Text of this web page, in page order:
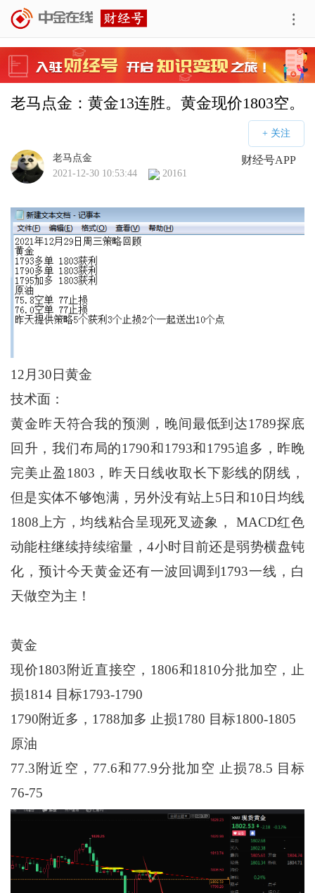
老马点金：黄金13连胜。黄金现价1803空。
财经号APP
老马点金
2021-12-30 10:53:44
20161
12月30日黄金
技术面：
黄金昨天符合我的预测，晚间最低到达1789探底
回升，我们布局的1790和1793和1795追多，昨晚
完美止盈1803，昨天日线收取长下影线的阴线，
但是实体不够饱满，另外没有站上5日和10日均线
1808上方，均线粘合呈现死叉迹象， MACD红色
动能柱继续持续缩量，4小时目前还是弱势横盘钝
化，预计今天黄金还有一波回调到1793一线，白
天做空为主！
黄金
现价1803附近直接空，1806和1810分批加空，止
损1814 目标1793-1790
1790附近多，1788加多 止损1780 目标1800-1805
原油
77.3附近空，77.6和77.9分批加空 止损78.5 目标
76-75